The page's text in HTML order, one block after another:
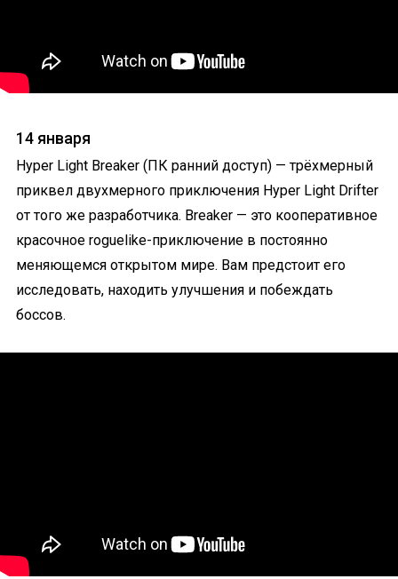
14 января
Hyper Light Breaker (ПК ранний доступ) — трёхмерный
приквел двухмерного приключения Hyper Light Drifter
от того же разработчика. Breaker — это кооперативное
красочное roguelike-приключение в постоянно
меняющемся открытом мире. Вам предстоит его
исследовать, находить улучшения и побеждать
боссов.